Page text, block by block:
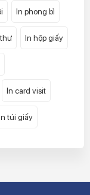
In phong bì
In hộp giấy
In card visit
túi giấy